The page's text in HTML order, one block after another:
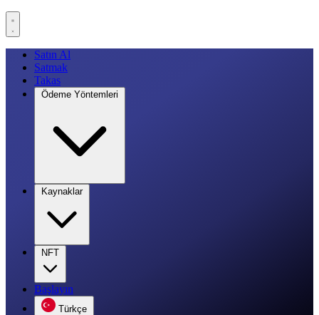
Satın Al
Satmak
Takas
Ödeme Yöntemleri
Kaynaklar
NFT
Başlayın
Türkçe